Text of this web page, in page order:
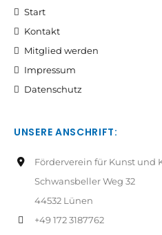
Start
Kontakt
Mitglied werden
Impressum
Datenschutz
UNSERE ANSCHRIFT:
Förderverein für Kunst und
Schwansbeller Weg 32
44532 Lünen
+49 172 3187762